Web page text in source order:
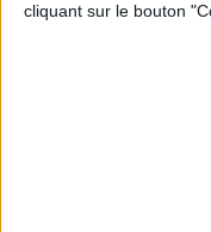
cliquant sur le bouton